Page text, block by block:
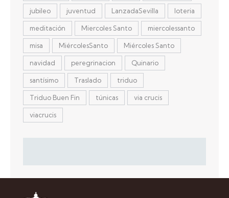
jubileo juventud LanzadaSevilla loteria
meditación Miercoles Santo miercolessanto
misa MiércolesSanto Miércoles Santo
navidad peregrinacion Quinario
santísimo Traslado triduo
Triduo Buen Fin túnicas via crucis
viacrucis